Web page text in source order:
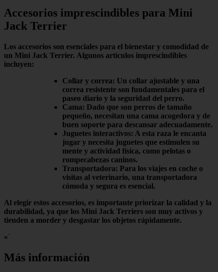
Accesorios imprescindibles para Mini
Jack Terrier
Los accesorios son esenciales para el bienestar y comodidad de
un Mini Jack Terrier. Algunos artículos imprescindibles
incluyen:
Collar y correa: Un collar ajustable y una
correa resistente son fundamentales para el
paseo diario y la seguridad del perro.
Cama: Dado que son perros de tamaño
pequeño, necesitan una cama acogedora y de
buen soporte para descansar adecuadamente.
Juguetes interactivos: A esta raza le encanta
jugar y necesita juguetes que estimulen su
mente y actividad física, como pelotas o
rompecabezas caninos.
Transportadora: Para los viajes en coche o
visitas al veterinario, una transportadora
cómoda y segura es esencial.
Al elegir estos accesorios, es importante priorizar la calidad y la
durabilidad, ya que los Mini Jack Terriers son muy activos y
tienden a morder y desgastar los objetos rápidamente.
«`
Más información